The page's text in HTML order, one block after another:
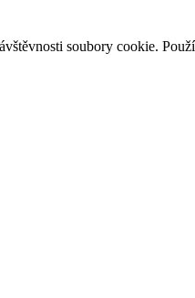
soubory cookie.